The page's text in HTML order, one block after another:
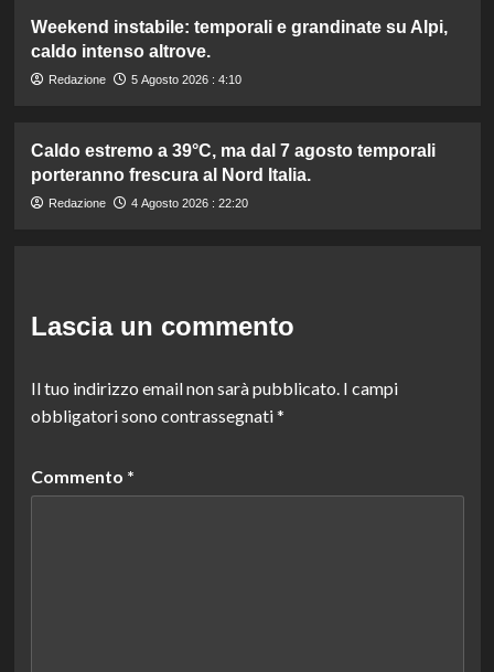
Weekend instabile: temporali e grandinate su Alpi,
caldo intenso altrove.
Redazione 5 Agosto 2026 : 4:10
Caldo estremo a 39°C, ma dal 7 agosto temporali
porteranno frescura al Nord Italia.
Redazione 4 Agosto 2026 : 22:20
Lascia un commento
Il tuo indirizzo email non sarà pubblicato. I campi
obbligatori sono contrassegnati*
Commento *